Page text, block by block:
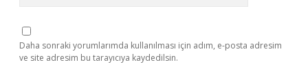
Daha sonraki yorumlarımda kullanılması için adım, e-posta adresim
ve site adresim bu tarayıcıya kaydedilsin.